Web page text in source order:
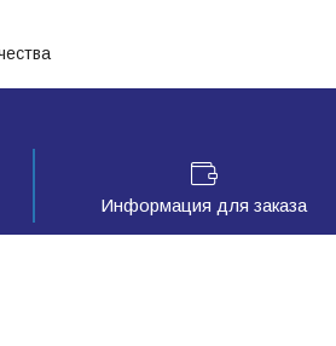
Информация для заказа